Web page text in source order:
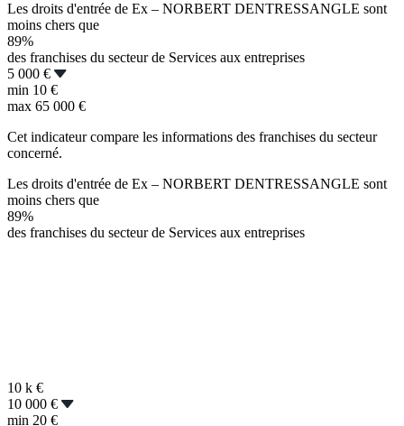
Les droits d'entrée de Ex – NORBERT DENTRESSANGLE sont
moins chers que
89%
des franchises du secteur de Services aux entreprises
5 000 €
min 10 €
max 65 000 €
Cet indicateur compare les informations des franchises du secteur
concerné.
Les droits d'entrée de Ex – NORBERT DENTRESSANGLE sont
moins chers que
89%
des franchises du secteur de Services aux entreprises
10 k €
10 000 €
min 20 €